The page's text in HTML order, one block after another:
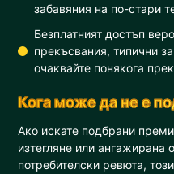
забавяния на по-стари
Безплатният достъп
прекъсвания, типични
очаквайте понякога
Кога може да не е
Ако искате подбрани
изтегляне или ангажирана
потребителски ревюта,